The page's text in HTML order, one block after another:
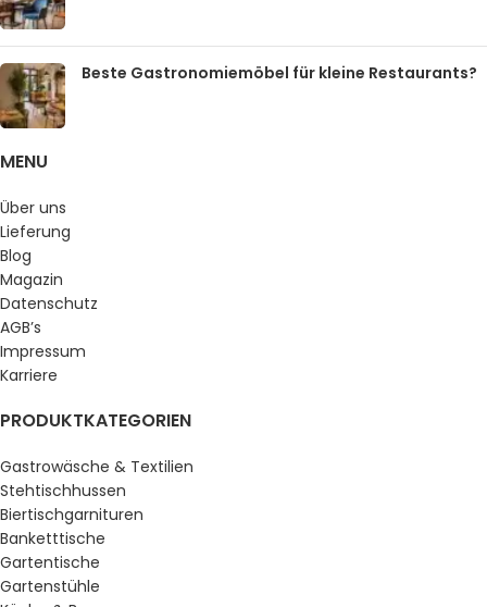
Beste Gastronomiemöbel für kleine Restaurants?
MENU
Über uns
Lieferung
Blog
Magazin
Datenschutz
AGB’s
Impressum
Karriere
PRODUKTKATEGORIEN
Gastrowäsche & Textilien
Stehtischhussen
Biertischgarnituren
Banketttische
Gartentische
Gartenstühle